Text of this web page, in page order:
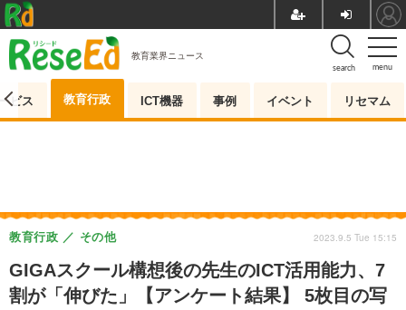
menu
search
教育業界ニュース
ビス 教育行政 ICT機器 事例 イベント リセマム
GIGAスクール構想後の先生のICT活用能力、7
割が「伸びた」【アンケート結果】 5枚目の写
教育行政 その他 2023.9.5 Tue 15:15